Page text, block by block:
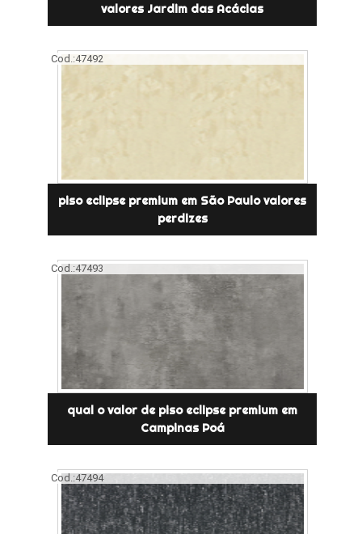
valores Jardim das Acácias
Cod.:47492
piso eclipse premium em São Paulo valores
perdizes
Cod.:47493
qual o valor de piso eclipse premium em
Campinas Poá
Cod.:47494